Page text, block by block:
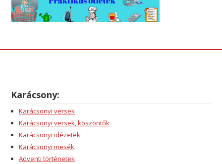
Karácsony:
Karácsonyi versek
Karácsonyi versek, köszöntők
Karácsonyi idézetek
Karácsonyi mesék
Adventi történetek